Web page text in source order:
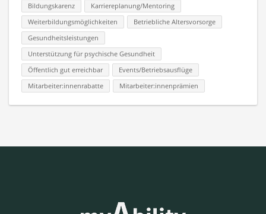
Bildungskarenz
Karriereplanung/Mentoring
Weiterbildungsmöglichkeiten
Betriebliche Altersvorsorge
Gesundheitsleistungen
Unterstützung für psychische Gesundheit
Öffentlich gut erreichbar
Events/Betriebsausflüge
Mitarbeiter:innenrabatte
Mitarbeiter:innenprämien